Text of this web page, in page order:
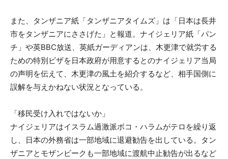
また、タンザニア紙「タンザニアタイムズ」は「日本は長井
市をタンザニアにささげた」と報道。ナイジェリア紙「パン
チ」や英BBC放送、英紙ガーディアンは、木更津で就労する
ための特別ビザを日本政府が用意するとのナイジェリア当局
の声明を伝えて、木更津の風土を紹介するなど、相手国側に
誤解を与えかねない状況となっている。
「移民受け入れではないか」
ナイジェリアはイスラム過激派ボコ・ハラムがテロを繰り返
し、日本の外務省は一部地域に退避勧告を出している。タン
ザニアとモザンビークも一部地域に渡航中止勧告が出るなど